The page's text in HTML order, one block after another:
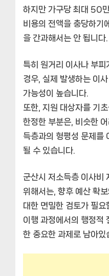
하지만 가구당 최대 50
비용의 전액을 충당하기
을 간과해서는 안 됩니다.
특히 원거리 이사나 부
경우, 실제 발생하는 이
가능성이 높습니다.
또한, 지원 대상자를 기
한정한 부분은, 비슷한
득층과의 형평성 문제를
될 수 있습니다.
군산시 저소득층 이사비
위해서는, 향후 예산 확
대한 면밀한 검토가 필요
이행 과정에서의 행정적
한 중요한 과제로 남아있